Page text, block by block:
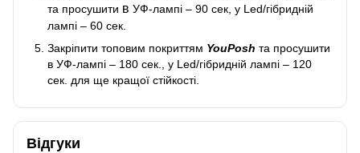
та просушити в УФ-лампі – 90 сек, у Led/гібридній
лампі – 60 сек.
Закріпити топовим покриттям YouPosh та просушити
в УФ-лампі – 180 сек., у Led/гібридній лампі – 120
сек. для ще кращої стійкості.
Відгуки